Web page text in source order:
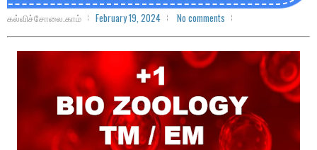
கல்விச்சோலை.காம் February 19, 2024 No comments